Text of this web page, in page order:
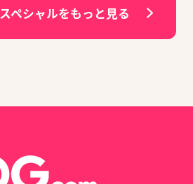
スペシャルをもっと見る